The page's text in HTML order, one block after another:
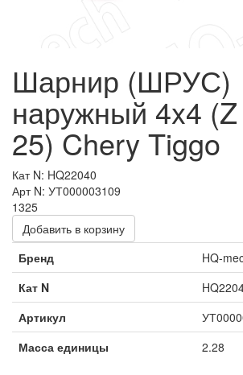
Шарнир (ШРУС)
наружный 4x4
25) Chery Tiggo
Кат N: HQ22040
Арт N: УТ000003109
1325
Добавить в корзину
Бренд
HQ-
Кат N
Артикул
Масса единицы
2.28